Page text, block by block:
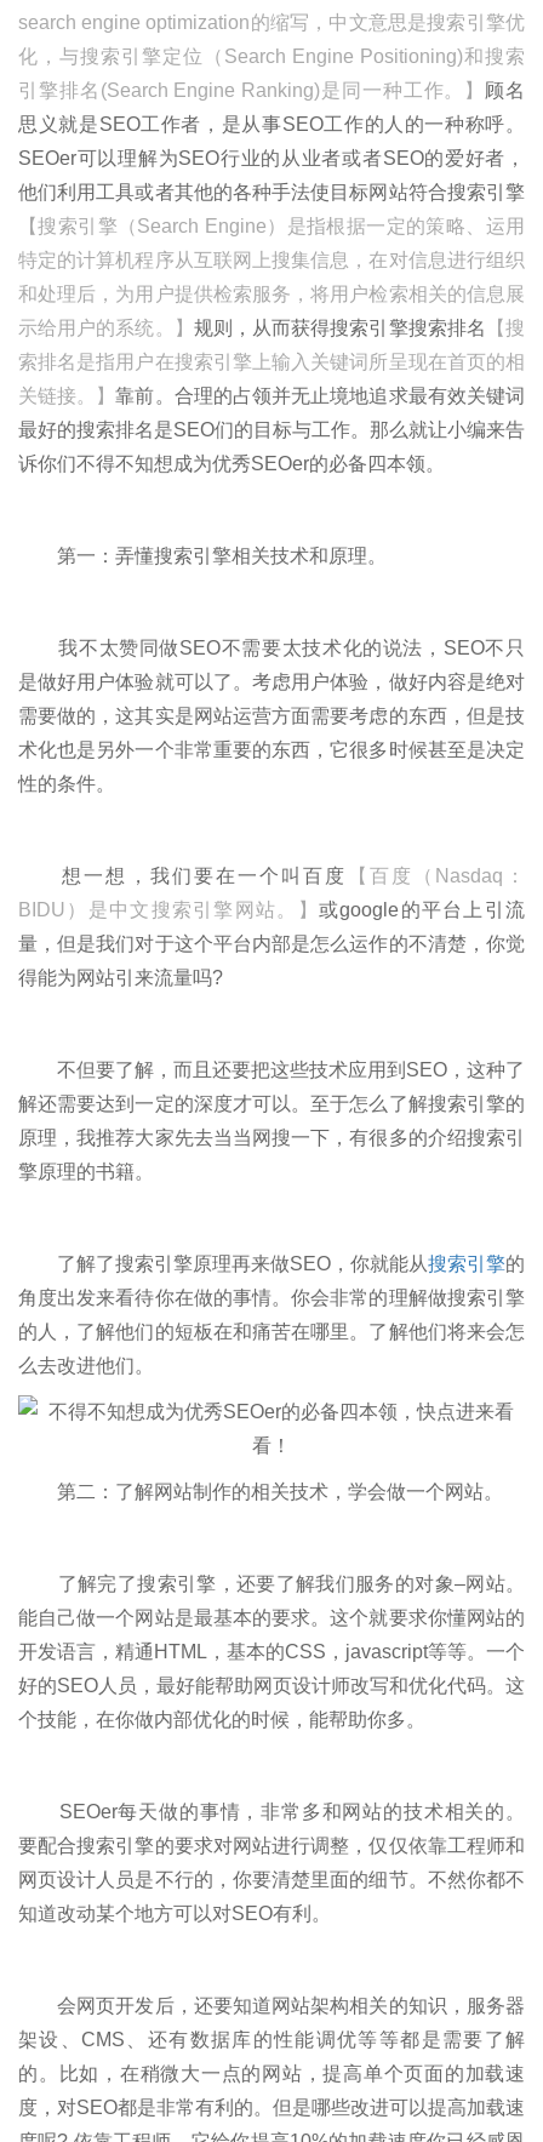
search engine optimization的缩写，中文意思是搜索引擎优
化，与搜索引擎定位（Search Engine Positioning)和搜索
引擎排名(Search Engine Ranking)是同一种工作。】
顾名
思义就是SEO工作者，是从事SEO工作的人的一种称呼。
SEOer可以理解为SEO行业的从业者或者SEO的爱好者，
他们利用工具或者其他的各种手法使目标网站符合搜索引擎
【搜索引擎（Search Engine）是指根据一定的策略、运用
特定的计算机程序从互联网上搜集信息，在对信息进行组织
和处理后，为用户提供检索服务，将用户检索相关的信息展
示给用户的系统。】 规则，从而获得搜索引擎搜索排名
【搜
索排名是指用户在搜索引擎上输入关键词所呈现在首页的相
关链接。】靠前。合理的占领并无止境地追求最有效关键词
最好的搜索排名是SEO们的目标与工作。那么就让小编来告
诉你们不得不知想成为优秀SEOer的必备四本领。
第一：弄懂搜索引擎相关技术和原理。
我不太赞同做SEO不需要太技术化的说法，SEO不只
是做好用户体验就可以了。考虑用户体验，做好内容是绝对
需要做的，这其实是网站运营方面需要考虑的东西，但是技
术化也是另外一个非常重要的东西，它很多时候甚至是决定
性的条件。
想一想，我们要在一个叫百度
【百度（Nasdaq：
BIDU）是中文搜索引擎网站。】 或google的平台上引流
量，但是我们对于这个平台内部是怎么运作的不清楚，你觉
得能为网站引来流量吗?
不但要了解，而且还要把这些技术应用到SEO，这种了
解还需要达到一定的深度才可以。至于怎么了解搜索引擎的
原理，我推荐大家先去当当网搜一下，有很多的介绍搜索引
擎原理的书籍。
了解了搜索引擎原理再来做SEO，你就能从搜索引擎的
角度出发来看待你在做的事情。你会非常的理解做搜索引擎
的人，了解他们的短板在和痛苦在哪里。了解他们将来会怎
么去改进他们。
第二：了解网站制作的相关技术，学会做一个网站。
了解完了搜索引擎，还要了解我们服务的对象–网站。
能自己做一个网站是最基本的要求。这个就要求你懂网站的
开发语言，精通HTML，基本的CSS，javascript等等。一个
好的SEO人员，最好能帮助网页设计师改写和优化代码。这
个技能，在你做内部优化的时候，能帮助你多。
SEOer每天做的事情，非常多和网站的技术相关的。
要配合搜索引擎的要求对网站进行调整，仅仅依靠工程师和
网页设计人员是不行的，你要清楚里面的细节。不然你都不
知道改动某个地方可以对SEO有利。
会网页开发后，还要知道网站架构相关的知识，服务器
架设、CMS、还有数据库的性能调优等等都是需要了解
的。比如，在稍微大一点的网站，提高单个页面的加载速
度，对SEO都是非常有利的。但是哪些改进可以提高加载速